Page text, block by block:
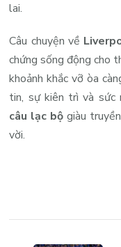
lai.
Câu chuyện về
chứng sống động cho
khoảnh khắc vỡ òa
tin, sự kiên trì và sức
câu lạc bộ giàu
vời.